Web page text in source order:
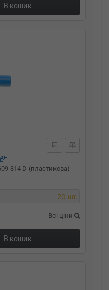
В кошик
814 D (пластикова)
20 шт.
Всі ціни
В кошик